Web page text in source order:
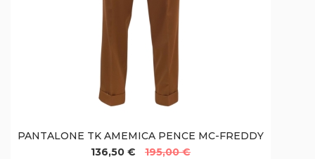
PANTALONE TK AMEMICA PENCE MC-FREDDY
136,50 €
195,00 €